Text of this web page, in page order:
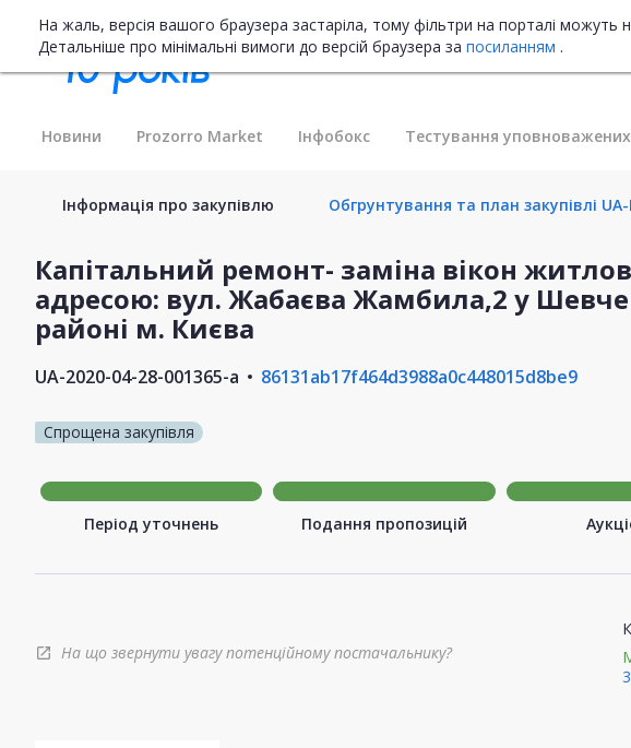
На жаль, версія вашого браузера застаріла, тому фільтри на порталі
Детальніше про мінімальні вимоги до версій браузера за посиланням .
Новини Prozorro Market Інфобокс Тестування уповноважених
Інформація про закупівлю Обгрунтування та план закупівлі
Капітальний ремонт- заміна вікон
адресою: вул. Жабаєва Жамбила,2 у
районі м. Києва
UA-2020-04-28-001365-a 86131ab17f464d3988a0c448015d8be9
Спрощена закупівля
Період уточнень Подання пропозицій
open_in_new На що звернути увагу потенційному постачальнику?